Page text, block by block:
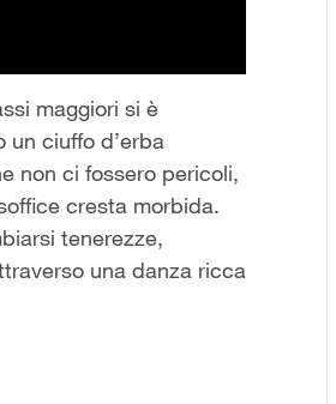
maggiori si è
ciuffo d’erba
non ci fossero pericoli,
cresta morbida.
tenerezze,
una danza ricca